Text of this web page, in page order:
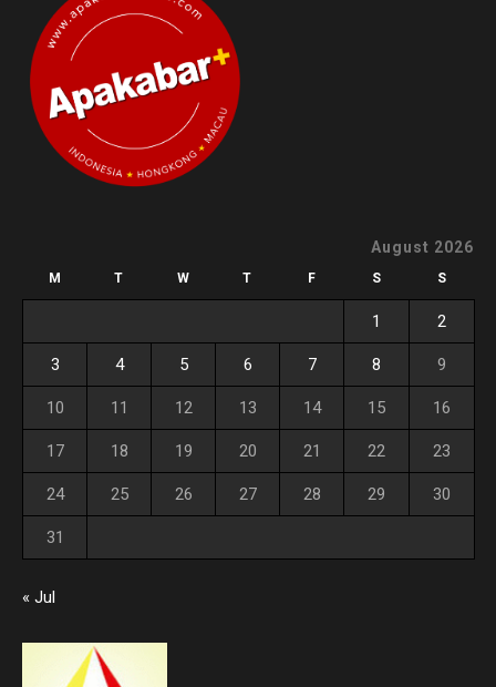
August 2026
M T W T F S S
1 2
3 4 5 6 7 8 9
10 11 12 13 14 15 16
17 18 19 20 21 22 23
24 25 26 27 28 29 30
31
« Jul